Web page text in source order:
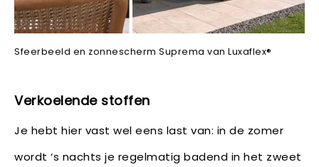
Sfeerbeeld en zonnescherm Suprema van Luxaflex®
Verkoelende stoffen
Je hebt hier vast wel eens last van: in de zomer
wordt ‘s nachts je regelmatig badend in het zweet